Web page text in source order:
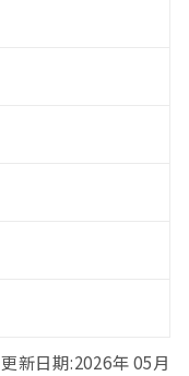
更新日期:2026年 05月